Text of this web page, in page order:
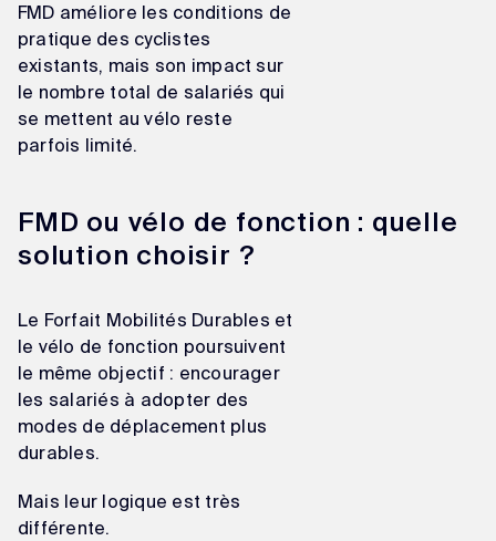
FMD améliore les conditions de
pratique des cyclistes
existants, mais son impact sur
le nombre total de salariés qui
se mettent au vélo reste
parfois limité.
FMD ou vélo de fonction : quelle
solution choisir ?
Le Forfait Mobilités Durables et
le vélo de fonction poursuivent
le même objectif : encourager
les salariés à adopter des
modes de déplacement plus
durables.
Mais leur logique est très
différente.